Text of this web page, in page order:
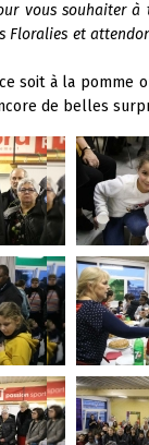
vous souhaiter à
et
soit à la
de belles